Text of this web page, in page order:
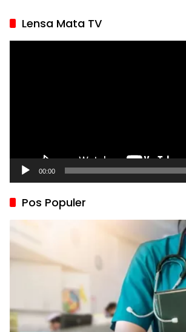
Lensa Mata TV
00:00
Pos Populer